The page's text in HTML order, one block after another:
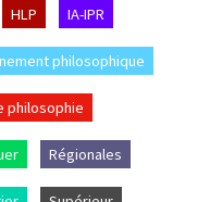
HLP IA-IPR
philosophique
philosophie
Régionales